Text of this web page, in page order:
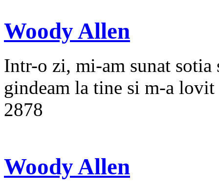
Woody Allen
Intr-o zi, mi-am sunat sotia
gindeam la tine si m-a
2878
Woody Allen